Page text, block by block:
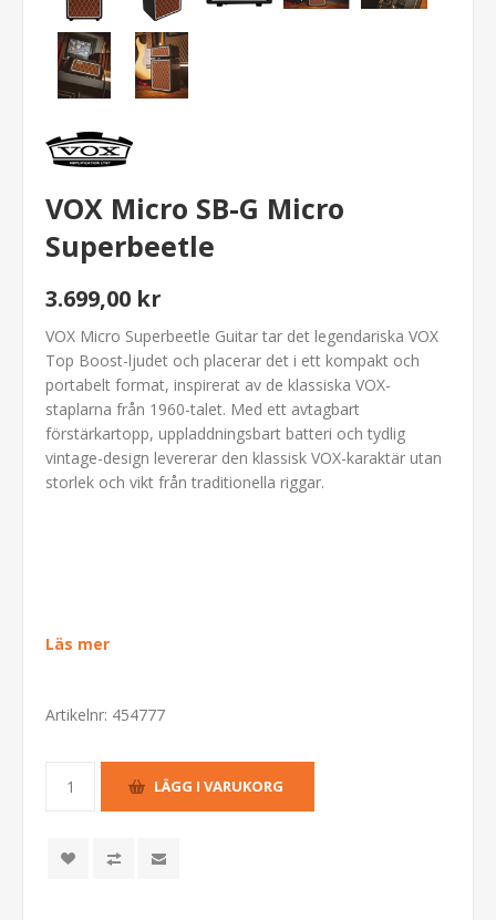
VOX Micro SB-G Micro
Superbeetle
3.699,00 kr
VOX Micro Superbeetle Guitar tar det legendariska VOX
Top Boost-ljudet och placerar det i ett kompakt och
portabelt format, inspirerat av de klassiska VOX-
staplarna från 1960-talet. Med ett avtagbart
förstärkartopp, uppladdningsbart batteri och tydlig
vintage-design levererar den klassisk VOX-karaktär utan
storlek och vikt från traditionella riggar.
Läs mer
Artikelnr: 454777